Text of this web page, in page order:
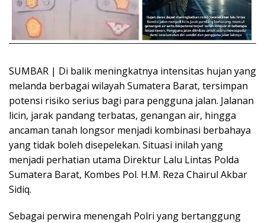
SUMBAR | Di balik meningkatnya intensitas hujan yang
melanda berbagai wilayah Sumatera Barat, tersimpan
potensi risiko serius bagi para pengguna jalan. Jalanan
licin, jarak pandang terbatas, genangan air, hingga
ancaman tanah longsor menjadi kombinasi berbahaya
yang tidak boleh disepelekan. Situasi inilah yang
menjadi perhatian utama Direktur Lalu Lintas Polda
Sumatera Barat, Kombes Pol. H.M. Reza Chairul Akbar
Sidiq.
Sebagai perwira menengah Polri yang bertanggung